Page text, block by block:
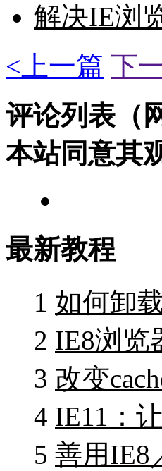
解决IE浏
<上一篇 下
评论列表（
本站同意其
最新教程
1 如何卸
2 IE8浏览
3 改变
4 IE11：
5 善用IE8